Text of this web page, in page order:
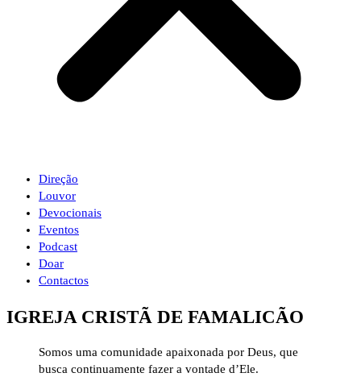
Direção
Louvor
Devocionais
Eventos
Podcast
Doar
Contactos
IGREJA CRISTÃ DE FAMALICÃO
Somos uma comunidade apaixonada por Deus, que
busca continuamente fazer a vontade d’Ele.